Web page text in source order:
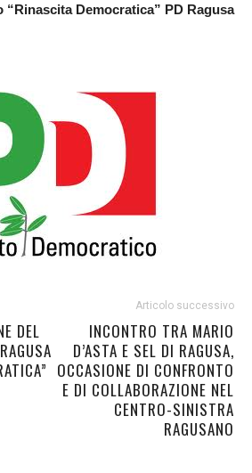
“Rinascita Democratica” PD Ragusa
DEL
Articolo successivo
INCONTRO TRA MARIO
D’ASTA E SEL DI RAGUSA,
OCCASIONE DI CONFRONTO
E DI COLLABORAZIONE NEL
CENTRO-SINISTRA
RAGUSANO